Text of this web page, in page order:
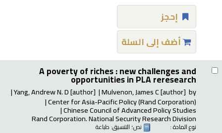
إحجز
أضف إلى السلة
A poverty of riches : new challenges and
opportunities in PLA reresearch
by
Mulvenon, James C[author]
Yang, Andrew N. D[author]
Center for Asia-Pacific Policy (Rand Corporation)
Chinese Council of Advanced Policy Studies
Rand Corporation. National Security Research Division
نوع المادة : نص؛ التنسيق: طباعة